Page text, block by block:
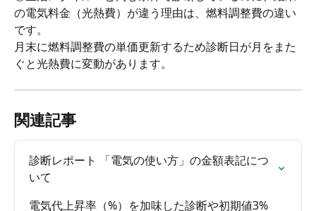
の電気料金（光熱費）が違う理由は、燃料調整費の違い
です。
月末に燃料調整費の単価更新するため診断日が月をまた
ぐと光熱費に変動があります。
関連記事
診断レポート 「電気の使い方」の金額表記につ
いて
電気代上昇率（%）を加味した診断や初期値3%